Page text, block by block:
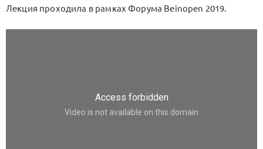
Лекция проходила в рамках Форума Beinopen 2019.